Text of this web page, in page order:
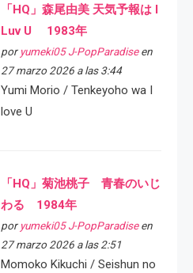
「HQ」森尾由美 天気予報は I
Luv U 1983年
por yumeki05 J-PopParadiseen
27 marzo 2026 a las 3:44
Yumi Morio / Tenkeyoho wa I
love U
「HQ」菊池桃子 青春のいじ
わる 1984年
por yumeki05 J-PopParadiseen
27 marzo 2026 a las 2:51
Momoko Kikuchi / Seishun no